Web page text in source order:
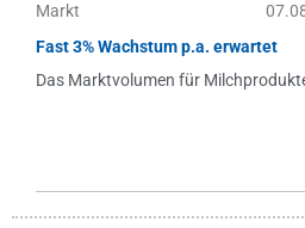
Markt
Fast 3% Wachstum p.a. erwartet
Das Marktvolumen für